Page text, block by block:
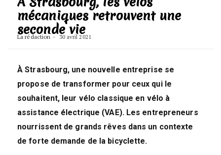
mécaniques retrouvent une
seconde vie
La rédaction 30 avril 2021
À Strasbourg, une nouvelle entreprise se
propose de transformer pour ceux qui le
souhaitent, leur vélo classique en vélo à
assistance électrique (VAE). Les entrepreneurs
nourrissent de grands rêves dans un contexte
de forte demande de la bicyclette.